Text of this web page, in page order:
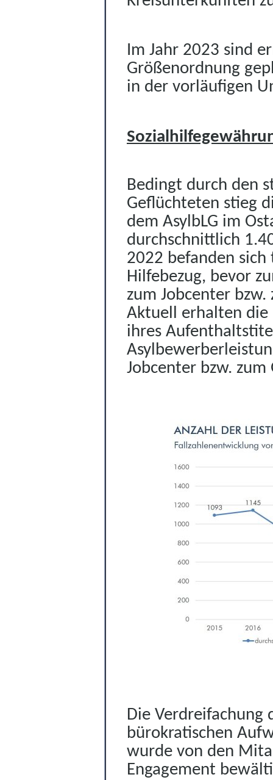
Im Jahr 2023 sind
Größenordnung
in der vorläufigen
Bedingt durch den
Geflüchteten stieg
dem AsylbLG im
durchschnittlich
2022 befanden
Hilfebezug, bevor
zum Jobcenter bzw.
Aktuell erhalten die
ihres
Jobcenter bzw.
Die Verdreifachung
bürokratischen
wurde von den
Engagement